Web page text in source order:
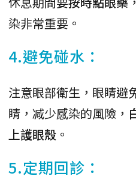
染非常重要。
4.避免碰水：
注意眼部衛生，眼睛避
睛，减少感染的風險，
上護眼殼 。
5.定期回診：